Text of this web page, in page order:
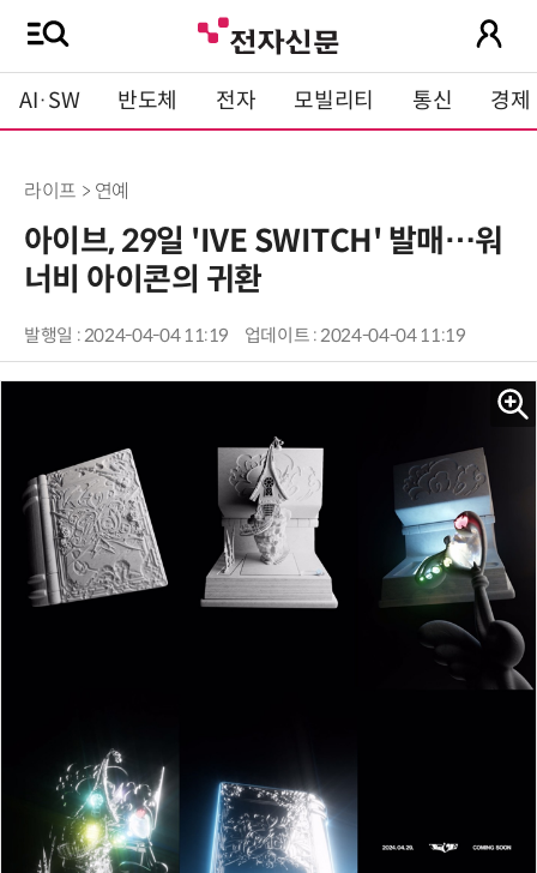
AI·SW 반도체 전자 모빌리티 통신 경제
라이프 > 연예
아이브, 29일 'IVE SWITCH' 발매…워
너비 아이콘의 귀환
발행일 : 2024-04-04 11:19 업데이트 : 2024-04-04 11:19